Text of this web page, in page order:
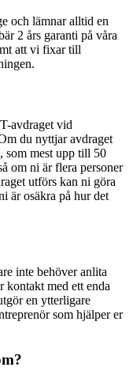
och lämnar alltid en
2 års garanti på våra
att vi fixar till
avdraget vid
du nyttjar avdraget
som mest upp till 50
om ni är flera personer
utförs kan ni göra
är osäkra på hur det
inte behöver anlita
kontakt med ett enda
en ytterligare
som hjälper er